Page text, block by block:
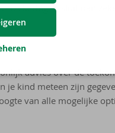
of sluit dan
advies over de
je kind meteen zijn
van alle mogelijke